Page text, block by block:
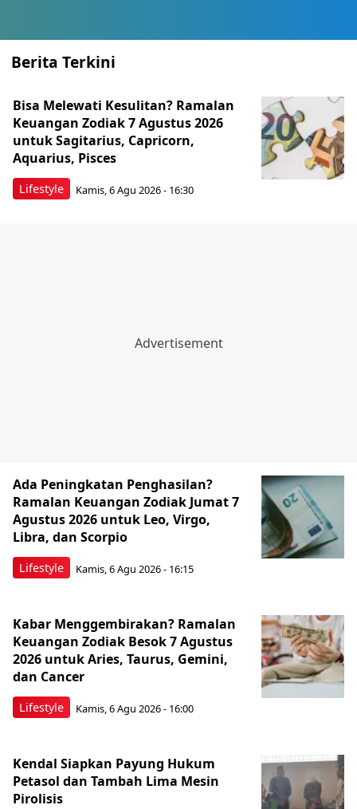
Berita Terkini
Lifestyle
Bisa Melewati Kesulitan? Ramalan
Keuangan Zodiak 7 Agustus 2026
untuk Sagitarius, Capricorn,
Aquarius, Pisces
Kamis, 6 Agu 2026 - 16:30
Lifestyle
Ada Peningkatan Penghasilan?
Ramalan Keuangan Zodiak Jumat 7
Agustus 2026 untuk Leo, Virgo,
Libra, dan Scorpio
Kamis, 6 Agu 2026 - 16:15
Lifestyle
Kabar Menggembirakan? Ramalan
Keuangan Zodiak Besok 7 Agustus
2026 untuk Aries, Taurus, Gemini,
dan Cancer
Kamis, 6 Agu 2026 - 16:00
Kendal Siapkan Payung Hukum
Petasol dan Tambah Lima Mesin
Pirolisis